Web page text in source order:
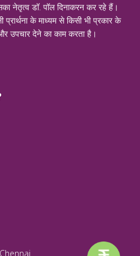
नेतृत्व डॉ. पॉल दिनाकरन कर रहे हैं।
के माध्यम से किसी भी प्रकार के
उपचार देने का काम करता है।